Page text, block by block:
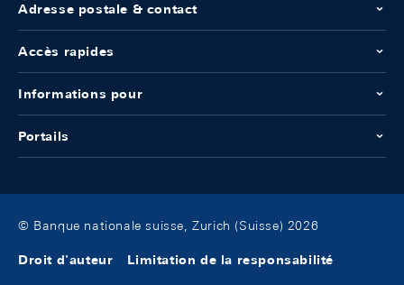
Adresse postale & contact
Accès rapides
Informations pour
Portails
© Banque nationale suisse, Zurich (Suisse) 2026
Droit d'auteur Limitation de la responsabilité